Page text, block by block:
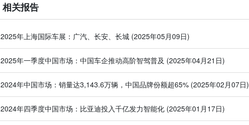
相关报告
2025年上海国际车展：广汽、长安、长城 (2025年05月09日)
2025年一季度中国市场：中国车企推动高阶智驾普及 (2025年04月21日)
2024年中国市场：销量达3,143.6万辆，中国品牌份额超65% (2025年02月07日)
2024年四季度中国市场：比亚迪投入千亿发力智能化 (2025年01月17日)